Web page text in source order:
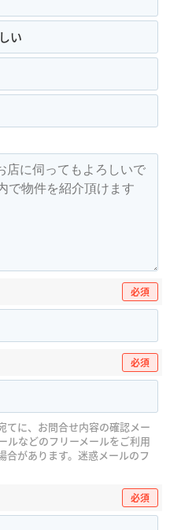
い
必須
必須
に、お問合せ内容の確認メー
ルなどのフリーメールをご利用
があります。 迷惑メールのフ
必須